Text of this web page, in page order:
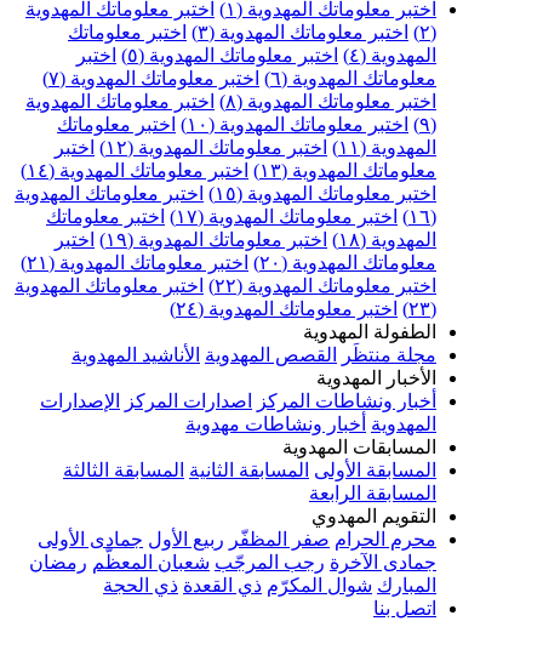
اختبر معلوماتك المهدوية (١)
اختبر معلوماتك المهدوية
(٢)
اختبر معلوماتك المهدوية (٣)
اختبر معلوماتك
المهدوية (٤)
اختبر معلوماتك المهدوية (٥)
اختبر
معلوماتك المهدوية (٦)
اختبر معلوماتك المهدوية (٧)
اختبر معلوماتك المهدوية (٨)
اختبر معلوماتك المهدوية
(٩)
اختبر معلوماتك المهدوية (١٠)
اختبر معلوماتك
المهدوية (١١)
اختبر معلوماتك المهدوية (١٢)
اختبر
معلوماتك المهدوية (١٣)
اختبر معلوماتك المهدوية (١٤)
اختبر معلوماتك المهدوية (١٥)
اختبر معلوماتك المهدوية
(١٦)
اختبر معلوماتك المهدوية (١٧)
اختبر معلوماتك
المهدوية (١٨)
اختبر معلوماتك المهدوية (١٩)
اختبر
معلوماتك المهدوية (٢٠)
اختبر معلوماتك المهدوية (٢١)
اختبر معلوماتك المهدوية (٢٢)
اختبر معلوماتك المهدوية
(٢٣)
اختبر معلوماتك المهدوية (٢٤)
الطفولة المهدوية
مجلة منتظَر
القصص المهدوية الأناشيد المهدوية
الأخبار المهدوية
أخبار ونشاطات المركز
اصدارات المركز
الإصدارات
المهدوية أخبار ونشاطات مهدوية
المسابقات المهدوية
المسابقة الأولى المسابقة الثانية المسابقة الثالثة
المسابقة الرابعة
التقويم المهدوي
محرم الحرام صفر المظفّر ربيع الأول جمادى الأولى
جمادى الآخرة رجب المرجّب شعبان المعظّم رمضان
المبارك شوال المكرّم ذي القعدة ذي الحجة
اتصل بنا